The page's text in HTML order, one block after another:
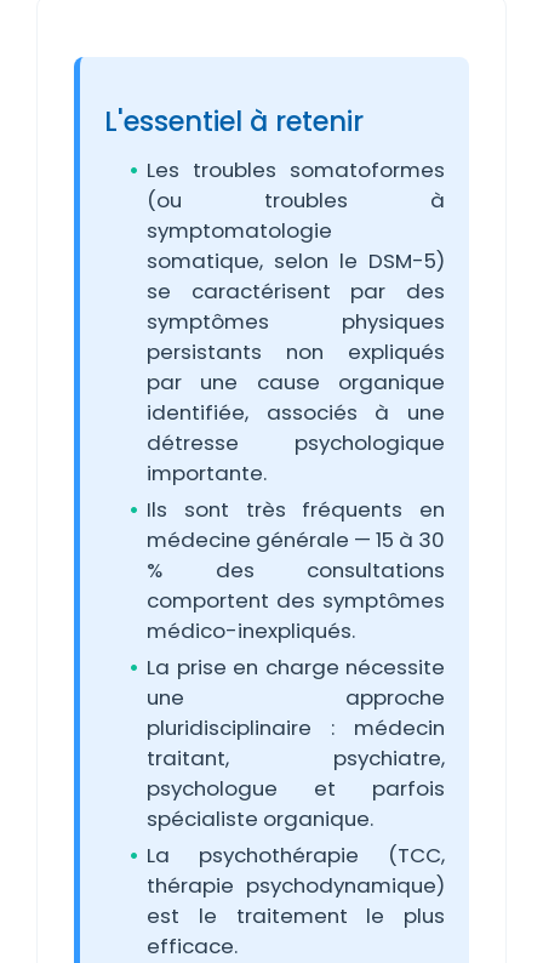
L'essentiel à retenir
Les troubles somatoformes
(ou troubles à
symptomatologie
somatique, selon le DSM-5)
se caractérisent par des
symptômes physiques
persistants non expliqués
par une cause organique
identifiée, associés à une
détresse psychologique
importante.
Ils sont très fréquents en
médecine générale — 15 à 30
% des consultations
comportent des symptômes
médico-inexpliqués.
La prise en charge nécessite
une approche
pluridisciplinaire : médecin
traitant, psychiatre,
psychologue et parfois
spécialiste organique.
La psychothérapie (TCC,
thérapie psychodynamique)
est le traitement le plus
efficace.